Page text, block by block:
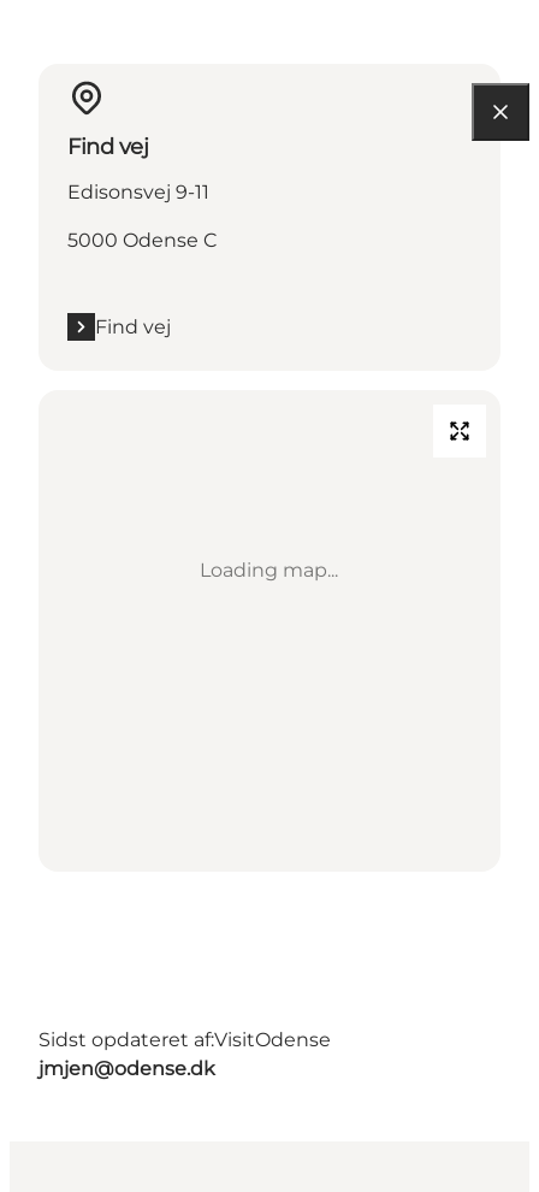
Find vej
Edisonsvej 9-11
5000 Odense C
Find vej
Loading map...
Sidst opdateret af:VisitOdense
jmjen@odense.dk